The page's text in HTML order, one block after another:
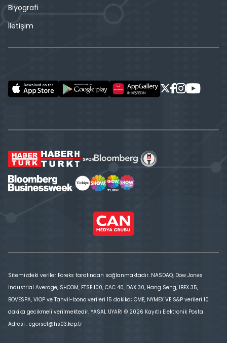
Biyografi
İletişim
Sitemizdeki veriler Foreks tarafından sağlanmaktadır. NASDAQ, Dow Jones
Industrial Average, SHCOM, FTSE 100, CAC 40, DAX 30, Hang Seng, IBEX 35,
BOVESPA, VİOP ve Tahvil-bono verileri 15 dakika; CME, NYMEX VE S&P verileri 10
dakika gecikmeli verilmektedir. YASAL UYARI © 2026 Kayıtlı Elektronik Posta
Adresi : cgorsel@hs03.kep.tr